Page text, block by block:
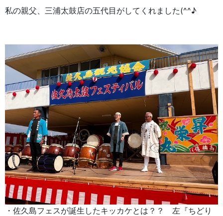
私の親父、三浦太鼓店の五代目がしてくれました(^^♪
・佐久島フェスが誕生したキッカケとは？？ 左『ちどり